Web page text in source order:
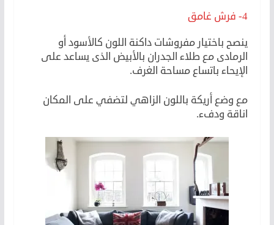
4- فرش غامق
ينصح باختيار مفروشات داكنة اللون كالأسود أو
الرمادى مع طلاء الجدران بالأبيض الذى يساعد على
الإيحاء باتساع مساحة الغرف.
مع وضع أريكة باللون الزاهي لتضفي على المكان
اناقة ودفء.